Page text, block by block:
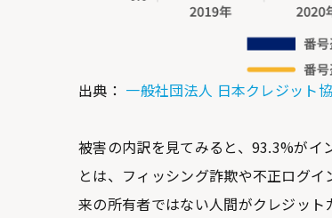
出典： 一般社団法人 日本クレジット
被害の内訳を見てみると、93.3%がイ
とは、フィッシング詐欺や不正ログ
来の所有者ではない人間がクレジット